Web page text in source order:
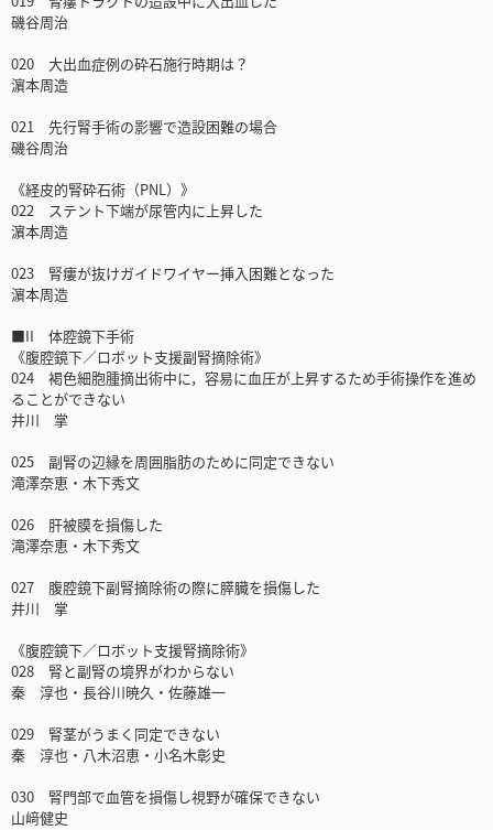
磯谷周治
020 大出血症例の砕石施行時期は？
濵本周造
021 先行腎手術の影響で造設困難の場合
磯谷周治
《経皮的腎砕石術（PNL）》
022 ステント下端が尿管内に上昇した
濵本周造
023 腎瘻が抜けガイドワイヤー挿入困難となった
濵本周造
■II 体腔鏡下手術
《腹腔鏡下／ロボット支援副腎摘除術》
024 褐色細胞腫摘出術中に，容易に血圧が上昇するため手術操作を進め
ることができない
井川 掌
025 副腎の辺縁を周囲脂肪のために同定できない
滝澤奈恵・木下秀文
026 肝被膜を損傷した
滝澤奈恵・木下秀文
027 腹腔鏡下副腎摘除術の際に膵臓を損傷した
井川 掌
《腹腔鏡下／ロボット支援腎摘除術》
028 腎と副腎の境界がわからない
秦 淳也・長谷川暁久・佐藤雄一
029 腎茎がうまく同定できない
秦 淳也・八木沼恵・小名木彰史
030 腎門部で血管を損傷し視野が確保できない
山﨑健史